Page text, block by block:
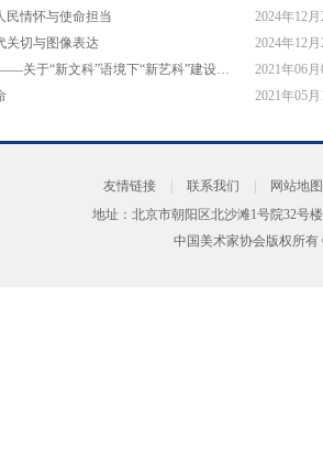
民情怀与使命担当
2024年12
关切与图像表达
2024年12
田忠利：艺术与科技的交融 ——关于“新文科”语境下“新艺科”建设的思考
2021年06
2021年05
友情链接 联系我们
网站地图
地址：北京市朝阳区北沙滩1号院32号
中国美术家协会版权所有